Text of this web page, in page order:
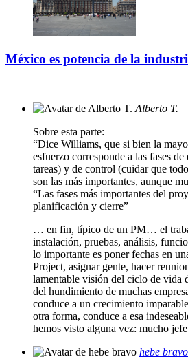
México es potencia de la
Alberto T.
Sobre esta parte:
“Dice Williams, que si bien la
esfuerzo corresponde a las fases
tareas) y de control (cuidar que
son las más importantes, aunque
“Las fases más importantes del
planificación y cierre”
… en fin, típico de un PM… el
instalación, pruebas, análisis,
lo importante es poner fechas en
Project, asignar gente, hacer
lamentable visión del ciclo de vida
del hundimiento de muchas
conduce a un crecimiento
otra forma, conduce a esa
hemos visto alguna vez: mucho
hebe bravo